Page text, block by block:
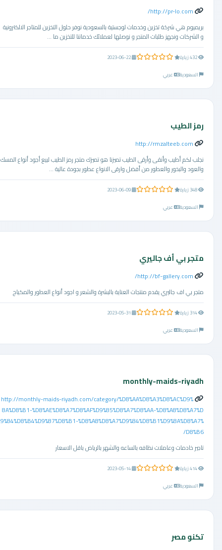
http://pr-lo.com/
بريميوم هي شركة تخزين وخدمات لوجستية بالسعودية نوفر حلول التخزين للمتاجر الالكترونية
و الشركات ونجهز طلبات المتجر و نوصلها لعملائك خدماتنا للتخزين ما ...
0.0 من 5 نجوم
2023-06-22
السعودية
عربي
رمز الطيب
http://rmzalteeb.com
نجلب لكم أطيب وأنقى وأرقى الطيب تميزنا هو تميزك متجر رمز الطيب لبيع أجود أنواع المسك
والعود والبخور والعطور من أفضل وارقى الانواع عطور بجودة عالية ...
0.0 من 5 نجوم
2023-06-09
السعودية
عربي
متجر بي أف جاليري
http://bf-gallery.com/
متجر بي اف جاليري يقدم منتجات العناية بالبشرة والشعر و اجود أنواع العطور والمكياج
0.0 من 5 نجوم
2023-05-31
السعودية
عربي
monthly-maids-riyadh
http://monthly-maids-riyadh.com/category/%D8%AA%D8%A3%D8%AC%D9%
8A%D8%B1-%D8%AE%D8%A7%D8%AF%D9%85%D8%A7%D8%AA-%D8%A8%D8%A7%D
9%84%D8%B4%D9%87%D8%B1-%D8%A8%D8%A7%D9%84%D8%B1%D9%8A%D8%A7%
D8%B6/
تاجير خادمات وعاملات نظافه بالساعه والشهر بالرياض باقل الاسعار
0.0 من 5 نجوم
2023-05-14
السعودية
عربي
تكنو مصر